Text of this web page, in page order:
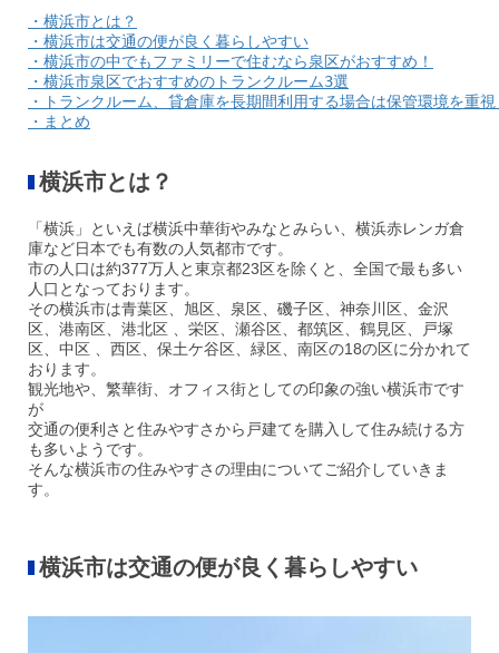
・横浜市とは？
・横浜市は交通の便が良く暮らしやすい
・横浜市の中でもファミリーで住むなら泉区がおすすめ！
・横浜市泉区でおすすめのトランクルーム3選
・トランクルーム、貸倉庫を長期間利用する場合は保管環境を重
・まとめ
横浜市とは？
「横浜」といえば横浜中華街やみなとみらい、横浜赤レンガ倉
庫など日本でも有数の人気都市です。
市の人口は約377万人と東京都23区を除くと、全国で最も多い
人口となっております。
その横浜市は青葉区、旭区、泉区、磯子区、神奈川区、金沢
区、港南区、港北区 、栄区、瀬谷区、都筑区、鶴見区、戸塚
区、中区 、西区、保土ケ谷区、緑区、南区の18の区に分かれて
おります。
観光地や、繁華街、オフィス街としての印象の強い横浜市です
が
交通の便利さと住みやすさから戸建てを購入して住み続ける方
も多いようです。
そんな横浜市の住みやすさの理由についてご紹介していきま
す。
横浜市は交通の便が良く暮らしやすい